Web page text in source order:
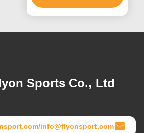
Sports Co., Ltd.
info@flyonsport.com